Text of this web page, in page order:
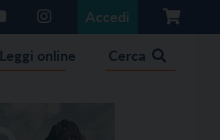
Accedi
Leggi online Cerca